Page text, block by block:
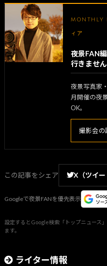
MONTHLY
ィア
夜景FAN
行きませ
夜景写真家
月開催の夜
OK。
撮影会の
この記事をシェア X（ツイー
Googleで夜景FANを優先表示
設定するとGoogle検索「トップニュース
ます。
ライター情報